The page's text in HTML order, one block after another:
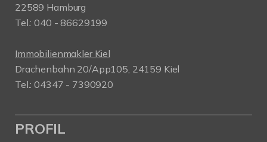
22589 Hamburg
Tel.: 040 - 86629199
Immobilienmakler Kiel
Drachenbahn 20/App105, 24159 Kiel
Tel.: 04347 - 7390920
PROFIL